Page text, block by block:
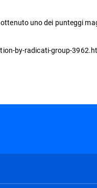
uno dei punteggi
by-radicati-group-